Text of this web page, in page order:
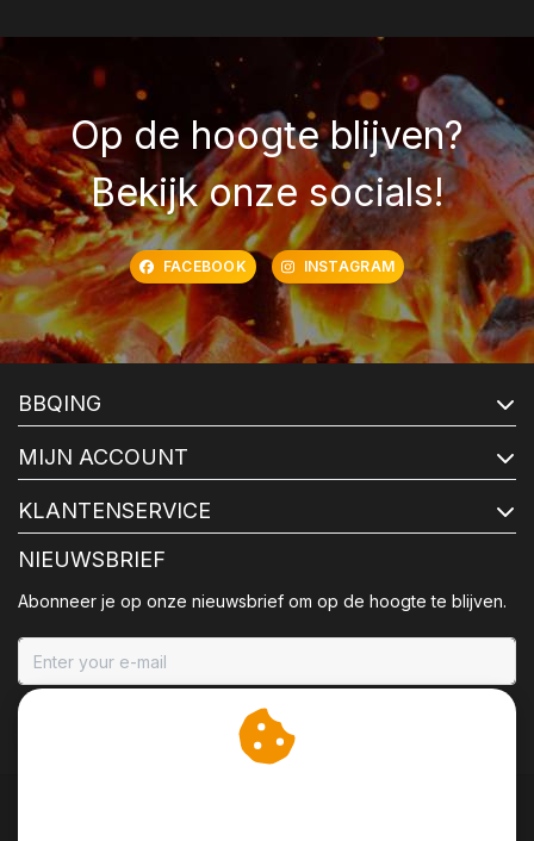
Op de hoogte blijven?
Bekijk onze socials!
FACEBOOK INSTAGRAM
BBQING
MIJN ACCOUNT
KLANTENSERVICE
NIEUWSBRIEF
Abonneer je op onze nieuwsbrief om op de hoogte te blijven.